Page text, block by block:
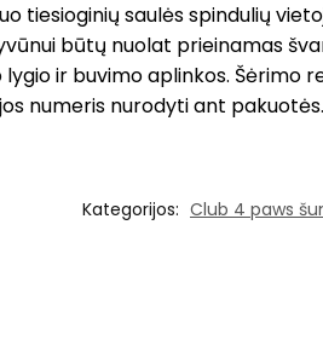
tiesioginių saulės spindulių
būtų nuolat prieinamas
lygio ir buvimo aplinkos.
numeris nurodyti ant pakuotės.
Kategorijos: Club 4 paws